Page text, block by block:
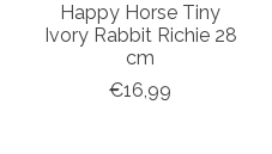
Happy Horse Tiny
Ivory Rabbit Richie 28
cm
€16,99